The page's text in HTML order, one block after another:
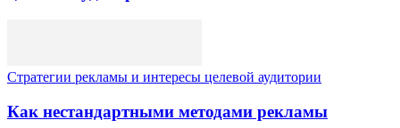
Стратегии рекламы и интересы целевой аудитории
Как нестандартными методами рекламы